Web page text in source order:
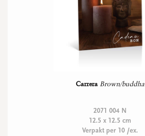
Carrera Brown/buddha
2071 004 N
12.5 x 12.5 cm
Verpakt per 10 /ex.